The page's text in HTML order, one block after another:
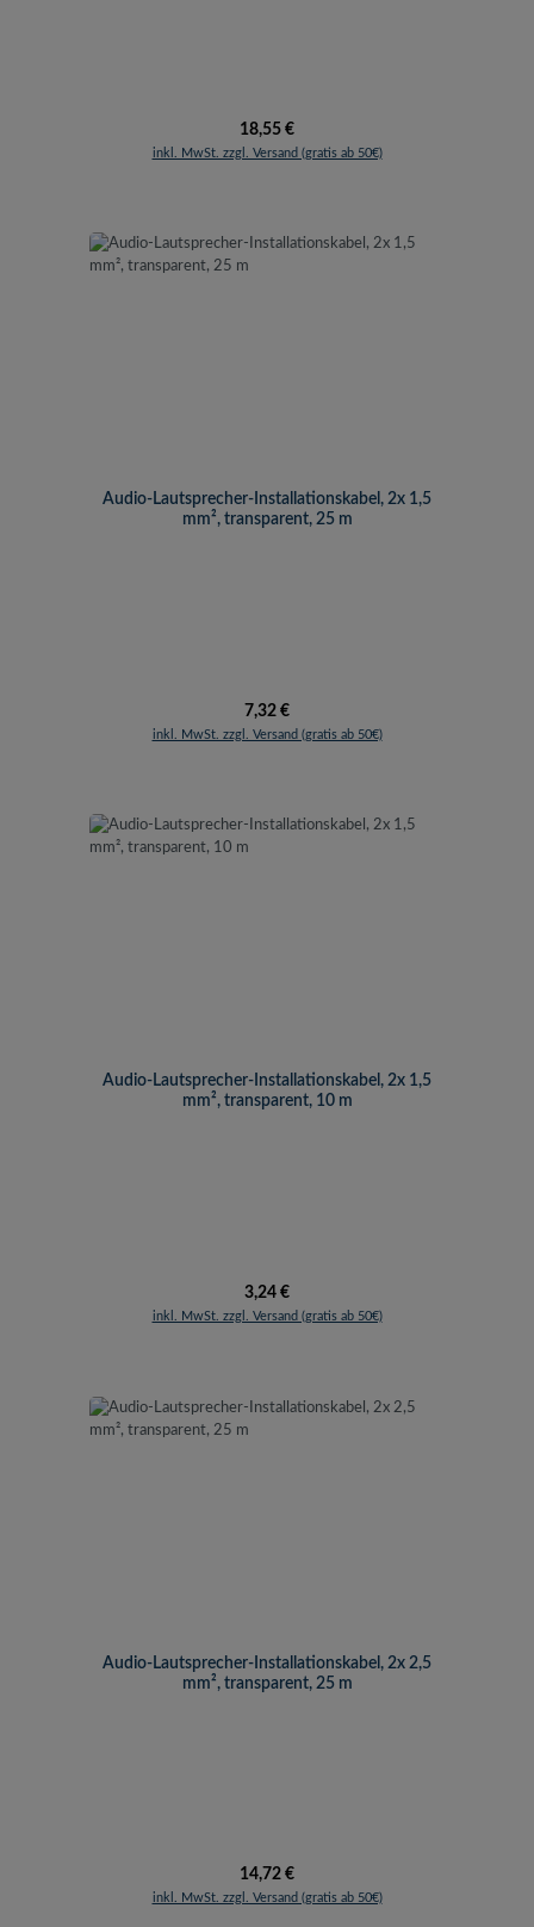
Regulärer Preis:
18,55 €
inkl. MwSt. zzgl. Versand (gratis ab 50€)
Audio-Lautsprecher-Installationskabel, 2x 1,5
mm², transparent, 25 m
Regulärer Preis:
7,32 €
inkl. MwSt. zzgl. Versand (gratis ab 50€)
Audio-Lautsprecher-Installationskabel, 2x 1,5
mm², transparent, 10 m
Regulärer Preis:
3,24 €
inkl. MwSt. zzgl. Versand (gratis ab 50€)
Audio-Lautsprecher-Installationskabel, 2x 2,5
mm², transparent, 25 m
Regulärer Preis:
14,72 €
inkl. MwSt. zzgl. Versand (gratis ab 50€)